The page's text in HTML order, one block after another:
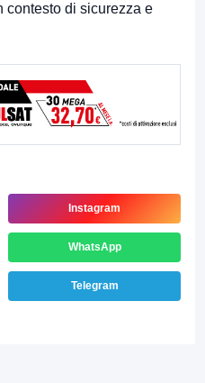
contesto di sicurezza e
Instagram
WhatsApp
Telegram